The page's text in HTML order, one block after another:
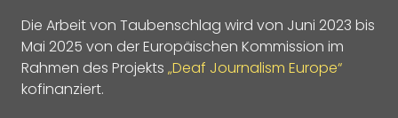
Die Arbeit von Taubenschlag wird von Juni 2023 bis
Mai 2025 von der Europäischen Kommission im
Rahmen des Projekts „Deaf Journalism Europe“
kofinanziert.